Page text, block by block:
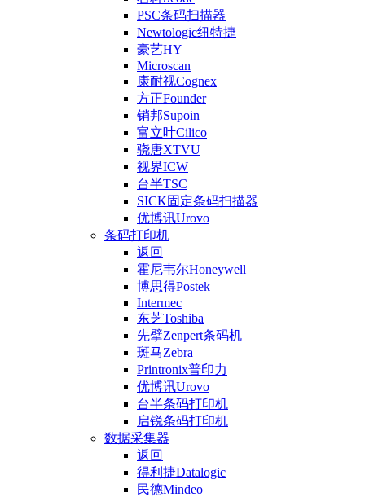
PSC条码扫描器
Newtologic纽特捷
豪艺HY
Microscan
康耐视Cognex
方正Founder
销邦Supoin
富立叶Cilico
骁唐XTVU
视界ICW
台半TSC
SICK固定条码扫描器
优博讯Urovo
条码打印机
返回
霍尼韦尔Honeywell
博思得Postek
Intermec
东芝Toshiba
先擘Zenpert条码机
斑马Zebra
Printronix普印力
优博讯Urovo
台半条码打印机
启锐条码打印机
数据采集器
返回
得利捷Datalogic
民德Mindeo